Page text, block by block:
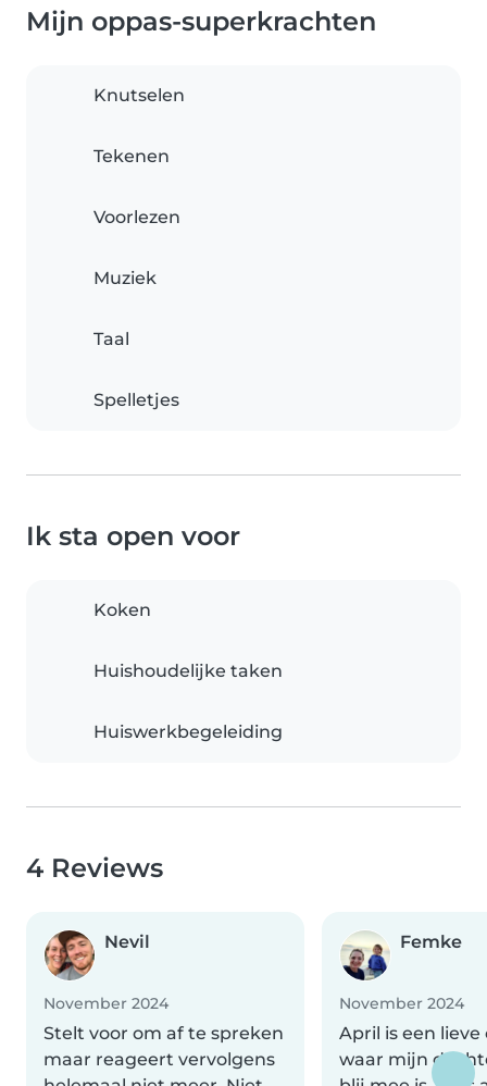
Mijn oppas-superkrachten
Knutselen
Tekenen
Voorlezen
Muziek
Taal
Spelletjes
Ik sta open voor
Koken
Huishoudelijke taken
Huiswerkbegeleiding
4 Reviews
Nevil
November 2024
Stelt voor om af te spreken
maar reageert vervolgens
Femke
November 2024
April is een lieve
waar mijn